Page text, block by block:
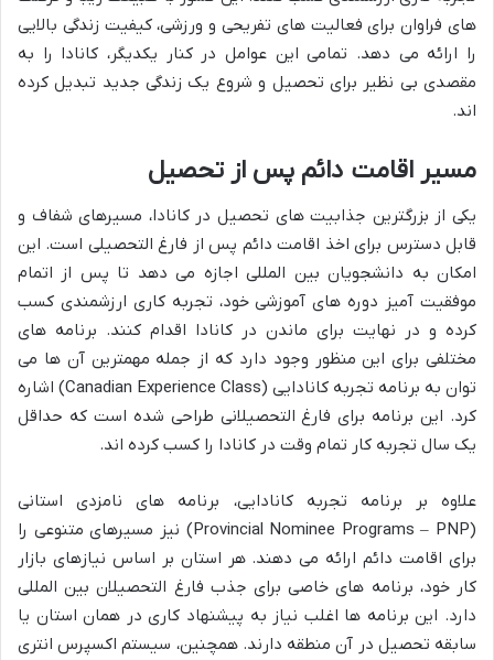
های فراوان برای فعالیت های تفریحی و ورزشی، کیفیت زندگی بالایی
را ارائه می دهد. تمامی این عوامل در کنار یکدیگر، کانادا را به
مقصدی بی نظیر برای تحصیل و شروع یک زندگی جدید تبدیل کرده
اند.
مسیر اقامت دائم پس از تحصیل
یکی از بزرگترین جذابیت های تحصیل در کانادا، مسیرهای شفاف و
قابل دسترس برای اخذ اقامت دائم پس از فارغ التحصیلی است. این
امکان به دانشجویان بین المللی اجازه می دهد تا پس از اتمام
موفقیت آمیز دوره های آموزشی خود، تجربه کاری ارزشمندی کسب
کرده و در نهایت برای ماندن در کانادا اقدام کنند. برنامه های
مختلفی برای این منظور وجود دارد که از جمله مهمترین آن ها می
توان به برنامه تجربه کانادایی (Canadian Experience Class) اشاره
کرد. این برنامه برای فارغ التحصیلانی طراحی شده است که حداقل
یک سال تجربه کار تمام وقت در کانادا را کسب کرده اند.
علاوه بر برنامه تجربه کانادایی، برنامه های نامزدی استانی
(Provincial Nominee Programs – PNP) نیز مسیرهای متنوعی را
برای اقامت دائم ارائه می دهند. هر استان بر اساس نیازهای بازار
کار خود، برنامه های خاصی برای جذب فارغ التحصیلان بین المللی
دارد. این برنامه ها اغلب نیاز به پیشنهاد کاری در همان استان یا
سابقه تحصیل در آن منطقه دارند. همچنین، سیستم اکسپرس انتری